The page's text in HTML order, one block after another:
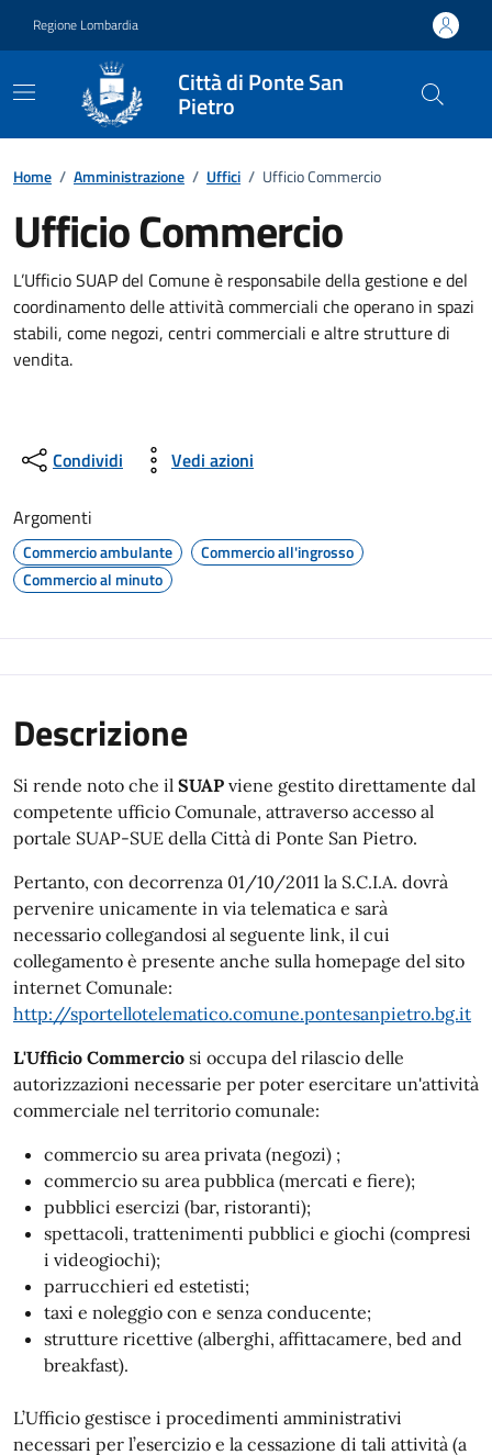
Regione Lombardia
Città di Ponte San
Pietro
Dettagli dell'ufficio
Home / Amministrazione / Uffici / Ufficio Commercio
Ufficio Commercio
L’Ufficio SUAP del Comune è responsabile della gestione e del
coordinamento delle attività commerciali che operano in spazi
stabili, come negozi, centri commerciali e altre strutture di
vendita.
Condividi Vedi azioni
Argomenti
Commercio ambulante
Commercio all'ingrosso
Commercio al minuto
Descrizione
Si rende noto che il SUAP viene gestito direttamente dal
competente ufficio Comunale, attraverso accesso al
portale SUAP-SUE della Città di Ponte San Pietro.
Pertanto, con decorrenza 01/10/2011 la S.C.I.A. dovrà
pervenire unicamente in via telematica e sarà
necessario collegandosi al seguente link, il cui
collegamento è presente anche sulla homepage del sito
internet Comunale:
http://sportellotelematico.comune.pontesanpietro.bg.it
L'Ufficio Commercio si occupa del rilascio delle
autorizzazioni necessarie per poter esercitare un'attività
commerciale nel territorio comunale:
commercio su area privata (negozi) ;
commercio su area pubblica (mercati e fiere);
pubblici esercizi (bar, ristoranti);
spettacoli, trattenimenti pubblici e giochi (compresi
i videogiochi);
parrucchieri ed estetisti;
taxi e noleggio con e senza conducente;
strutture ricettive (alberghi, affittacamere, bed and
breakfast).
L’Ufficio gestisce i procedimenti amministrativi
necessari per l’esercizio e la cessazione di tali attività (a